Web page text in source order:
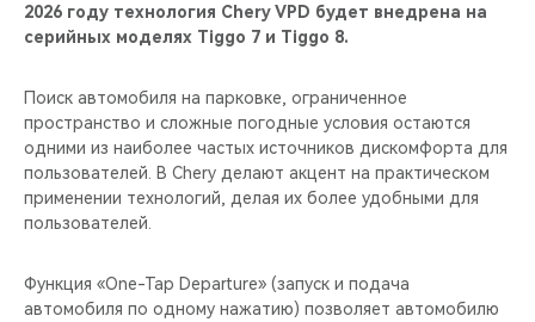
2026 году технология Chery VPD будет внедрена на
серийных моделях Tiggo 7 и Tiggo 8.
Поиск автомобиля на парковке, ограниченное
пространство и сложные погодные условия остаются
одними из наиболее частых источников дискомфорта для
пользователей. В Chery делают акцент на практическом
применении технологий, делая их более удобными для
пользователей.
Функция «One-Tap Departure» (запуск и подача
автомобиля по одному нажатию) позволяет автомобилю